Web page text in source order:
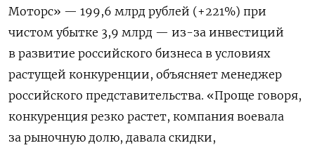
Моторс» — 199,6 млрд рублей (+221%) при
чистом убытке 3,9 млрд — из-за инвестиций
в развитие российского бизнеса в условиях
растущей конкуренции, объясняет менеджер
российского представительства. «Проще говоря,
конкуренция резко растет, компания воевала
за рыночную долю, давала скидки,